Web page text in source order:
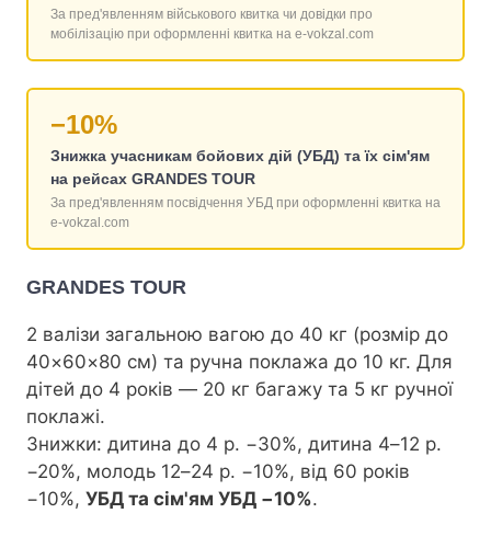
За пред'явленням військового квитка чи довідки про
мобілізацію при оформленні квитка на e-vokzal.com
−10%
Знижка учасникам бойових дій (УБД) та їх сім'ям
на рейсах GRANDES TOUR
За пред'явленням посвідчення УБД при оформленні квитка на
e-vokzal.com
GRANDES TOUR
2 валізи загальною вагою до 40 кг (розмір до
40×60×80 см) та ручна поклажа до 10 кг. Для
дітей до 4 років — 20 кг багажу та 5 кг ручної
поклажі.
Знижки: дитина до 4 р. −30%, дитина 4–12 р.
−20%, молодь 12–24 р. −10%, від 60 років
−10%, УБД та сім'ям УБД −10%.